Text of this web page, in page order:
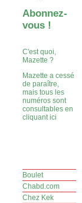
Abonnez-
vous !
C'est quoi,
Mazette ?
Mazette a cessé
de paraître,
mais tous les
numéros sont
consultables en
cliquant ici
Boulet
Chabd.com
Chez Kek